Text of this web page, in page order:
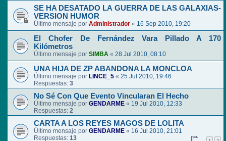
SE HA DESATADO LA GUERRA DE LAS GALAXIAS-
VERSION HUMOR
Último mensaje por Administrador « 16 Sep 2010, 19:20
El Chofer De Fernández Vara Pillado A 170
Kilómetros
Último mensaje por SIMBA « 28 Jul 2010, 08:10
UNA HIJA DE ZP ABANDONA LA MONCLOA
Último mensaje por LINCE_5 « 25 Jul 2010, 19:46
Respuestas: 3
No Sé Con Que Evento Vincularan El Hecho
Último mensaje por GENDARME « 19 Jul 2010, 12:33
Respuestas: 2
CARTA A LOS REYES MAGOS DE LOLITA
Último mensaje por GENDARME « 16 Jul 2010, 21:01
Respuestas: 13